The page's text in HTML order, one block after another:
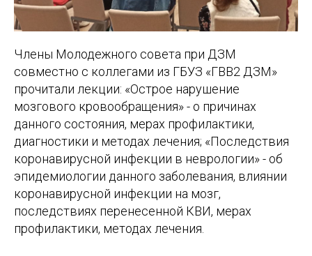
Члены Молодежного совета при ДЗМ
совместно с коллегами из ГБУЗ «ГВВ2 ДЗМ»
прочитали лекции: «Острое нарушение
мозгового кровообращения» - о причинах
данного состояния, мерах профилактики,
диагностики и методах лечения; «Последствия
коронавирусной инфекции в неврологии» - об
эпидемиологии данного заболевания, влиянии
коронавирусной инфекции на мозг,
последствиях перенесенной КВИ, мерах
профилактики, методах лечения.